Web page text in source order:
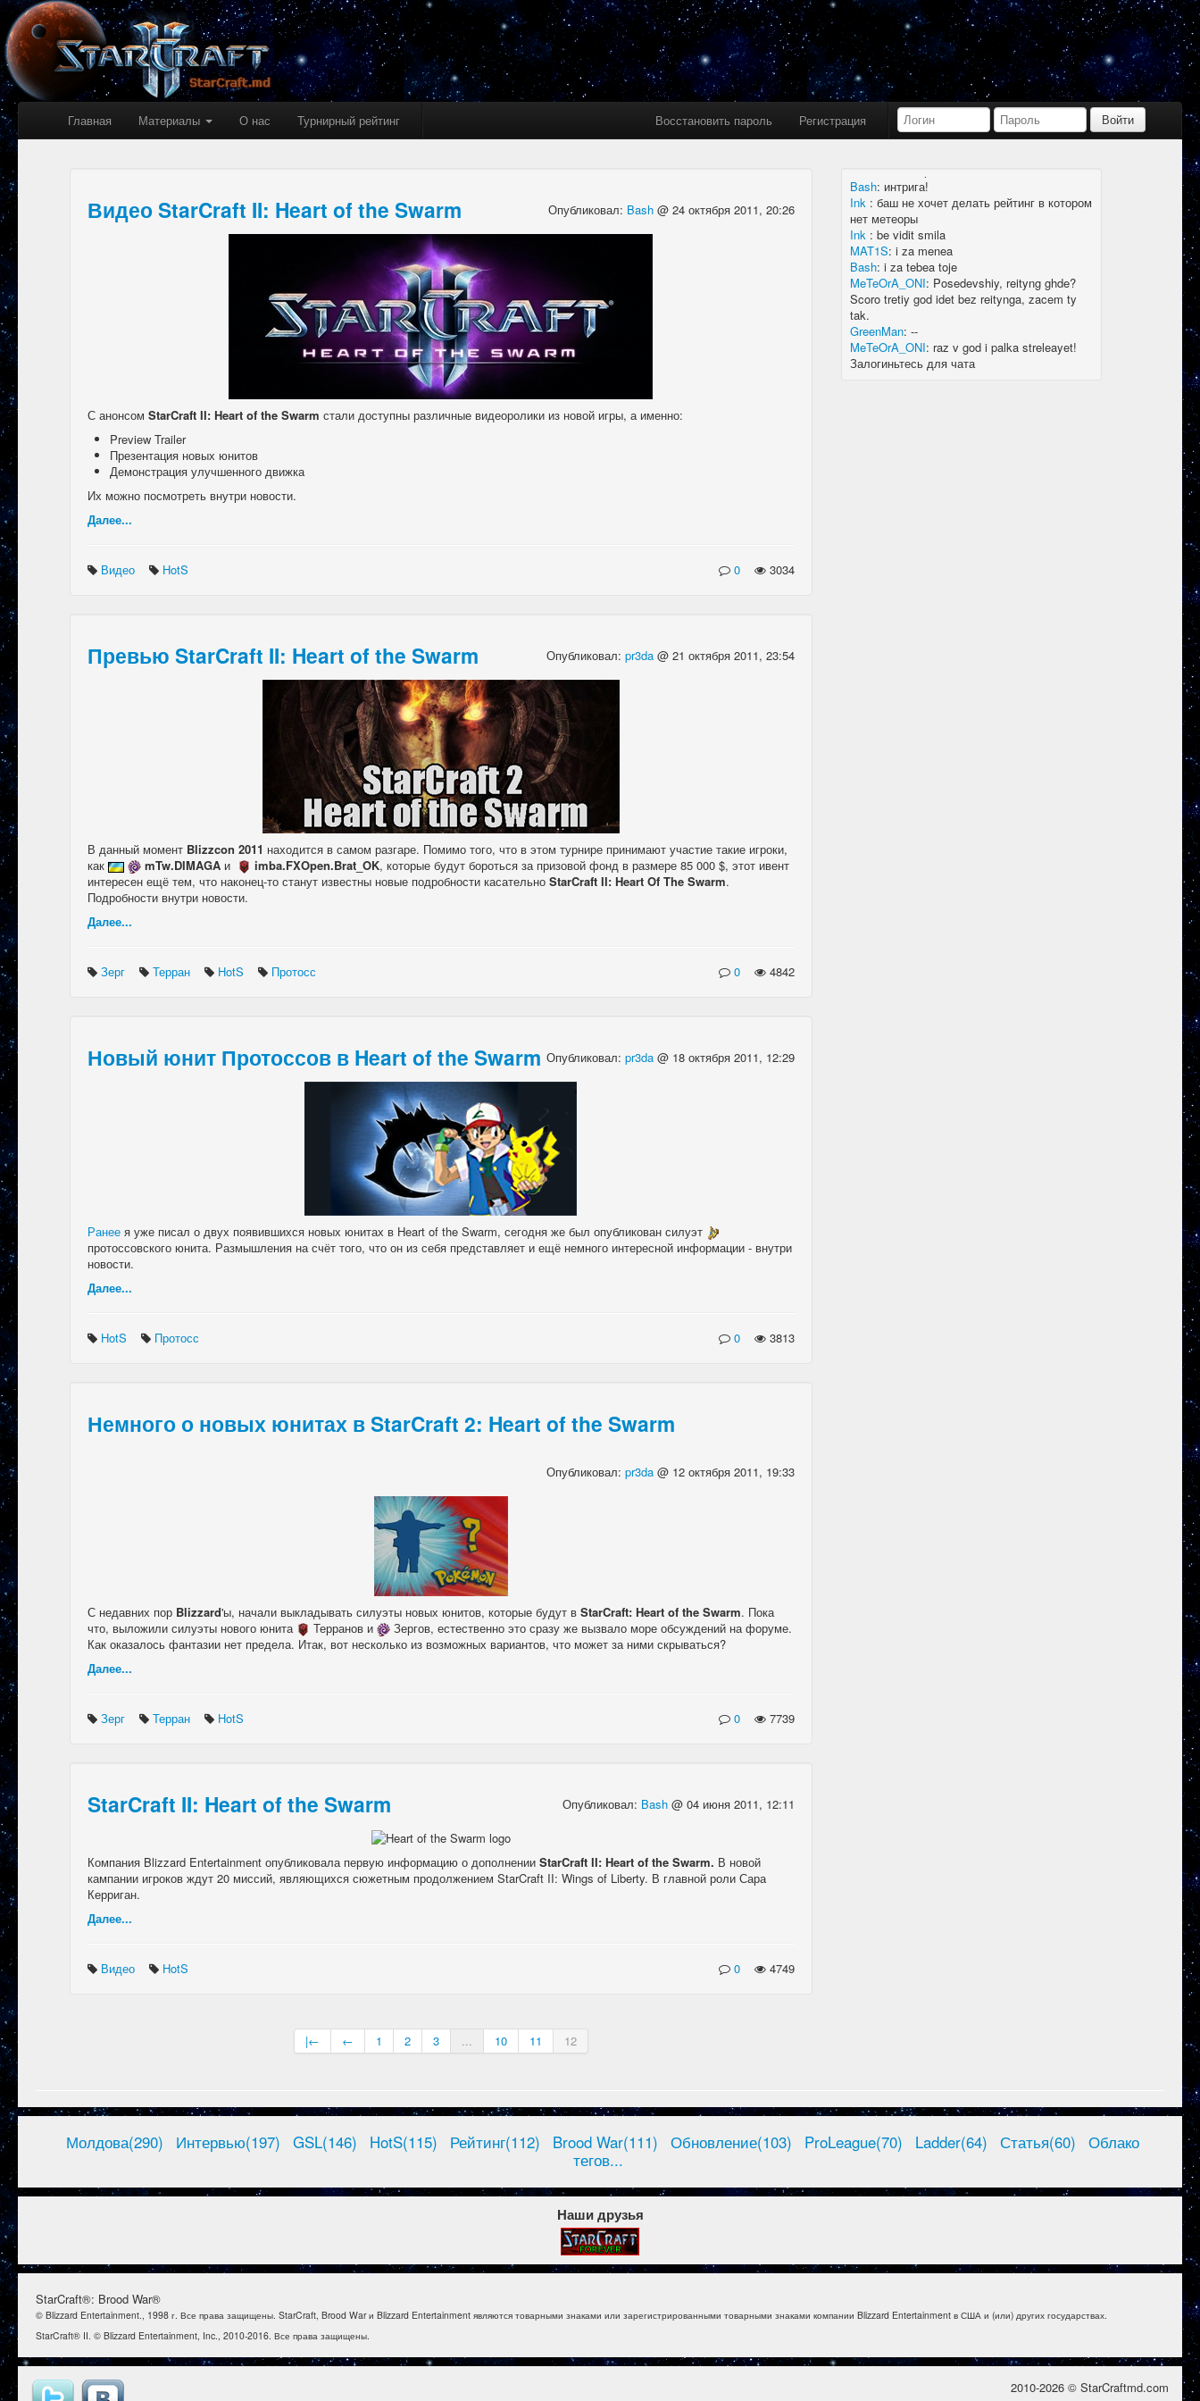
Главная Материалы О нас Турнирный рейтинг Восстановить пароль Регистрация
Видео StarCraft II: Heart of the Swarm Опубликовал: Bash @ 24 октября 2011, 20:26
С анонсом StarCraft II: Heart of the Swarm стали доступны различные видеоролики из новой игры, а именно:
Preview Trailer
Презентация новых юнитов
Демонстрация улучшенного движка
Их можно посмотреть внутри новости.
Далее...
Видео HotS 0 3034
Превью StarCraft II: Heart of the Swarm Опубликовал: pr3da @ 21 октября 2011, 23:54
В данный момент Blizzcon 2011 находится в самом разгаре. Помимо того, что в этом турнире принимают участие такие игроки,
как
mTw.DIMAGAи imba.FXOpen.Brat_OK, которые будут бороться за призовой фонд в размере 85 000 $, этот ивент
интересен ещё тем, что наконец-то станут известны новые подробности касательно StarCraft II: Heart Of The Swarm.
Подробности внутри новости.
Далее...
Зерг Терран HotS Протосс 0 4842
Новый юнит Протоссов в Heart of the Swarm Опубликовал: pr3da @ 18 октября 2011, 12:29
Ранеея уже писал о двух появившихся новых юнитах в Heart of the Swarm, сегодня же был опубликован силуэт
протоссовского юнита. Размышления на счёт того, что он из себя представляет и ещё немного интересной информации - внутри
новости.
Далее...
HotS Протосс 0 3813
Немного о новых юнитах в StarCraft 2: Heart of the Swarm
Опубликовал: pr3da @ 12 октября 2011, 19:33
С недавних пор Blizzard'ы, начали выкладывать силуэты новых юнитов, которые будут в StarCraft: Heart of the Swarm. Пока
что, выложили силуэты нового юнита
Терранов и
Зергов, естественно это сразу же вызвало море обсуждений на форуме.
Как оказалось фантазии нет предела. Итак, вот несколько из возможных вариантов, что может за ними скрываться?
Далее...
Зерг Терран HotS 0 7739
StarCraft II: Heart of the Swarm Опубликовал: Bash @ 04 июня 2011, 12:11
Компания Blizzard Entertainment опубликовала первую информацию о дополнении StarCraft II: Heart of the Swarm. В новой
кампании игроков ждут 20 миссий, являющихся сюжетным продолжением StarCraft II: Wings of Liberty. В главной роли Сара
Керриган.
Далее...
Видео HotS 0 4749
|← ← 1 2 3 ... 10 11 12
Bash : limboid, заходил бы в Дискорд не
пропустил бы.
Ink
limboid, сейчас как бы всё сообщество
в дискорде, там всегда инфа самая
актуальная
k7.Gladiator : yoyo
Ink:yoyo
MAT1S
гладиатор = бв нагибатор?
Ink:на 20 лей игратор
Bash: интрига!
Ink :баш не хочет делать рейтинг в котором
нет метеоры
Ink :be vidit smila
MAT1S:i za menea
Bash:i za tebea toje
MeTeOrA_ONI: Posedevshiy, reityng ghde?
Scoro tretiy god idet bez reitynga, zacem ty
tak.
GreenMan:--
MeTeOrA_ONI: raz v god i palka streleayet!
Залогиньтесь для чата
Молдова(290) Интервью(197) GSL(146) HotS(115) Рейтинг(112) Brood War(111) Обновление(103) ProLeague(70) Ladder(64) Статья(60)
Облако
тегов...
Наши друзья
StarCraft®: Brood War®
© Blizzard Entertainment., 1998 г. Все права защищены. StarCraft, Brood War и Blizzard Entertainment являются товарными знаками или зарегистрированными товарными знаками компании Blizzard Entertainment в США и (или) других государствах.
StarCraft® II. © Blizzard Entertainment, Inc., 2010-2016. Все права защищены.
2010-2026 © StarCraftmd.com